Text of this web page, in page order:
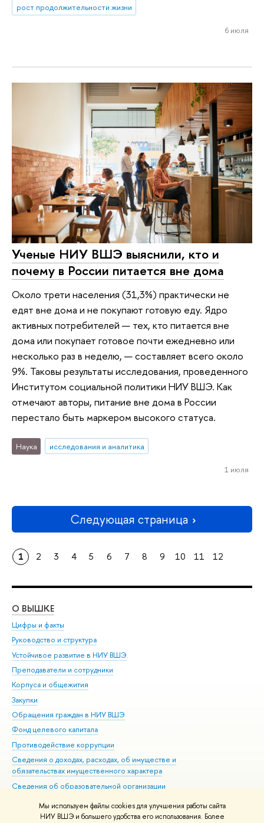
Мы используем файлы cookies для улучшения работы сайта
НИУ ВШЭ и большего удобства его использования. Более
рост продолжительности жизни
6 июля
Ученые НИУ ВШЭ выяснили, кто и
почему в России питается вне дома
Около трети населения (31,3%) практически не
едят вне дома и не покупают готовую еду. Ядро
активных потребителей — тех, кто питается вне
дома или покупает готовое почти ежедневно или
несколько раз в неделю, — составляет всего около
9%. Таковы результаты исследования, проведенного
Институтом социальной политики НИУ ВШЭ. Как
отмечают авторы, питание вне дома в России
перестало быть маркером высокого статуса.
Наука исследования и аналитика
1 июля
Следующая страница
1 2 3 4 5 6 7 8 9 10 11 12
О ВЫШКЕ
Цифры и факты
Руководство и структура
Устойчивое развитие в НИУ ВШЭ
Преподаватели и сотрудники
Корпуса и общежития
Закупки
Обращения граждан в НИУ ВШЭ
Фонд целевого капитала
Противодействие коррупции
Сведения о доходах, расходах, об имуществе и
обязательствах имущественного характера
Сведения об образовательной организации
Людям с ограниченными возможностями здоровья
Единая платежная страница